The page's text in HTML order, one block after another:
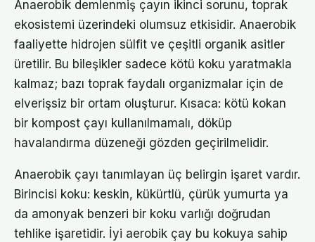
Anaerobik demlenmiş çayın ikinci sorunu, toprak
ekosistemi üzerindeki olumsuz etkisidir. Anaerobik
faaliyette hidrojen sülfit ve çeşitli organik asitler
üretilir. Bu bileşikler sadece kötü koku yaratmakla
kalmaz; bazı toprak faydalı organizmalar için de
elverişsiz bir ortam oluşturur. Kısaca: kötü kokan
bir kompost çayı kullanılmamalı, döküp
havalandırma düzeneği gözden geçirilmelidir.
Anaerobik çayı tanımlayan üç belirgin işaret vardır.
Birincisi koku: keskin, kükürtlü, çürük yumurta ya
da amonyak benzeri bir koku varlığı doğrudan
tehlike işaretidir. İyi aerobik çay bu kokuya sahip